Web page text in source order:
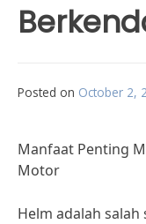
Posted on October 2,
Manfaat Penting
Motor
Helm adalah